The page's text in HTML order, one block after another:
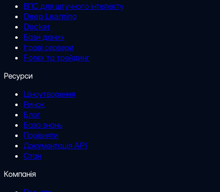
ВПС для штучного інтелекту
Deep Learning
Docker
Бази даних
Ігрові сервери
Forex та трейдинг
Ресурси
Ціноутворення
Ринок
Блог
База знань
Порівняти
Документація API
Стан
Компанія